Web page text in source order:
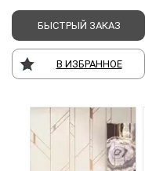
БЫСТРЫЙ ЗАКАЗ
В ИЗБРАННОЕ